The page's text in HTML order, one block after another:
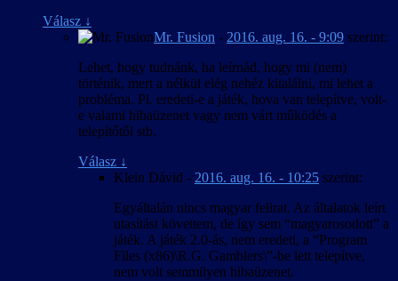
Válasz ↓
Mr. Fusion - 2016. aug. 16. - 9:09 szerint:
Lehet, hogy tudnánk, ha leírnád, hogy mi (nem)
történik, mert a nélkül elég nehéz kitalálni, mi lehet a
probléma. Pl. eredeti-e a játék, hova van telepítve, volt-
e valami hibaüzenet vagy nem várt működés a
telepítőtől stb.
Válasz ↓
Klein Dávid - 2016. aug. 16. - 10:25 szerint:
Egyáltalán nincs magyar felirat. Az általatok leírt
utasítást követtem, de így sem “magyarosodott” a
játék. A játék 2.0-ás, nem eredeti, a “Program
Files (x86)\R.G. Gamblers\”-be lett telepítve,
nem volt semmilyen hibaüzenet.